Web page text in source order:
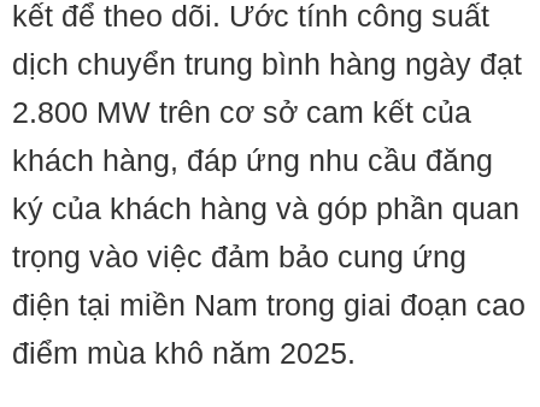
kết để theo dõi. Ước tính công suất
dịch chuyển trung bình hàng ngày đạt
2.800 MW trên cơ sở cam kết của
khách hàng, đáp ứng nhu cầu đăng
ký của khách hàng và góp phần quan
trọng vào việc đảm bảo cung ứng
điện tại miền Nam trong giai đoạn cao
điểm mùa khô năm 2025.